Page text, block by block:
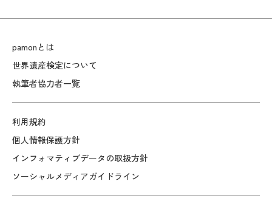
pamonとは
世界遺産検定について
執筆者協力者一覧
利用規約
個人情報保護方針
インフォマティブデータの取扱方針
ソーシャルメディアガイドライン